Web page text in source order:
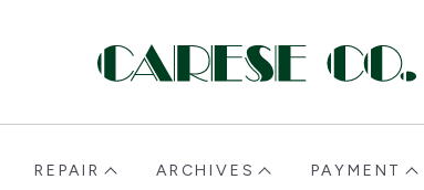
REPAIR ARCHIVES PAYMENT